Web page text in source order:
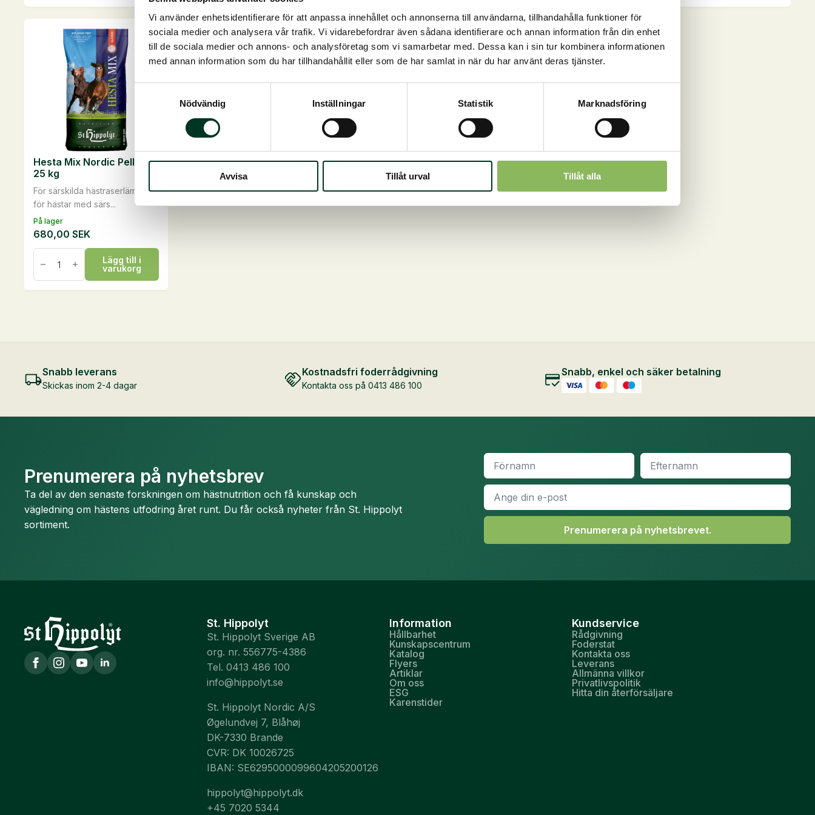
Vi använder enhetsidentifierare för att anpassa innehållet och annonserna till användarna, tillhandahålla funktioner för
sociala medier och analysera vår trafik. Vi vidarebefordrar även sådana identifierare och annan information från din enhet
till de sociala medier och annons- och analysföretag som vi samarbetar med. Dessa kan i sin tur kombinera informationen
med annan information som du har tillhandahållit eller som de har samlat in när du har använt deras tjänster.
Nödvändig
Inställningar Statistik Marknadsföring
Avvisa Tillåt urval Tillåt alla
kg
mängd
mängd
mängd
På lager
För särskilda hästraserlämplig
för hästar med särs...
Hesta Mix Nordic Pellets,
25 kg
680,00 SEK
Hesta
Mix
Nordic
Pellets,
25
Lägg till i
varukorg
Snabb leverans
Skickas inom 2-4 dagar
Kostnadsfri foderrådgivning
Kontakta oss på 0413 486 100
Snabb, enkel och säker betalning
Prenumerera på nyhetsbrev
Ta del av den senaste forskningen om hästnutrition och få kunskap och
vägledning om hästens utfodring året runt. Du får också nyheter från St. Hippolyt
sortiment.
Namn
Efternamn
E-
post
*
Prenumerera på nyhetsbrevet.
St. Hippolyt
St. Hippolyt Sverige AB
org. nr. 556775-4386
Tel. 0413 486 100
info@hippolyt.se
St. Hippolyt Nordic A/S
Øgelundvej 7, Blåhøj
DK-7330 Brande
CVR: DK 10026725
IBAN: SE6295000099604205200126
hippolyt@hippolyt.dk
+45 7020 5344
Information
Hållbarhet
Kunskapscentrum
Katalog
Flyers
Artiklar
Om oss
ESG
Karenstider
Kundservice
Rådgivning
Foderstat
Kontakta oss
Leverans
Allmänna villkor
Privatlivspolitik
Hitta din återförsäljare